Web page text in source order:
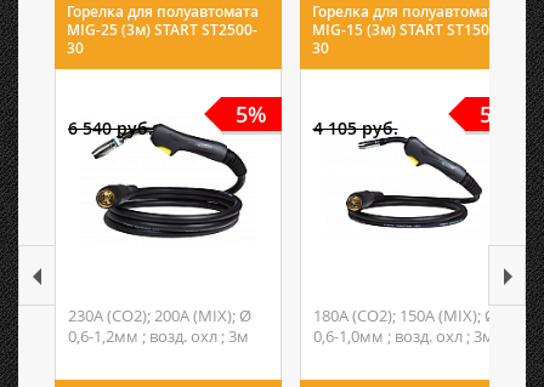
Горелка для полуавтомата
MIG-25 (3м) START ST2500-
30
5%
6 540 руб.
230А (CO2); 200А (MIX); Ø
0,6-1,2мм ; возд. охл ; 3м
Горелка для полуавтомата
MIG-15 (3м) START ST1500-
30
5%
4 105 руб.
180А (CO2); 150А (MIX); Ø
0,6-1,0мм ; возд. охл ; 3м